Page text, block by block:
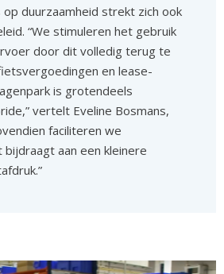
op duurzaamheid strekt zich ook
“We stimuleren het gebruik
door dit volledig terug te
en lease-
is grotendeels
vertelt Eveline Bosmans,
faciliteren we
aan een kleinere